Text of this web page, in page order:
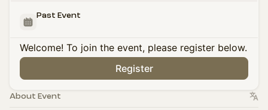
Past Event
Welcome! To join the event, please register below.
Register
About Event